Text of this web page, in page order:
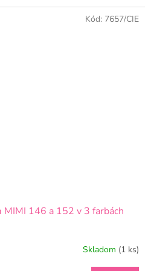
MIMI 146 a 152 v 3 farbách
Skladom (1 ks)
Kód: 7657/CIE